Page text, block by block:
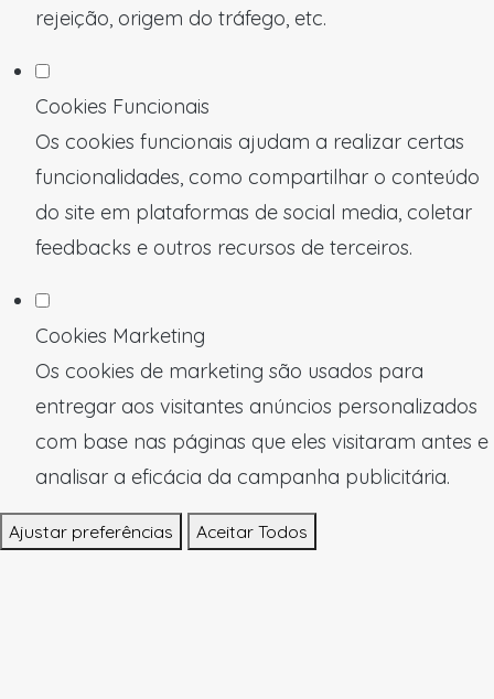
rejeição, origem do tráfego, etc.
Cookies Funcionais
Os cookies funcionais ajudam a realizar certas
funcionalidades, como compartilhar o conteúdo
do site em plataformas de social media, coletar
feedbacks e outros recursos de terceiros.
Cookies Marketing
Os cookies de marketing são usados para
entregar aos visitantes anúncios personalizados
com base nas páginas que eles visitaram antes e
analisar a eficácia da campanha publicitária.
Ajustar preferências Aceitar Todos